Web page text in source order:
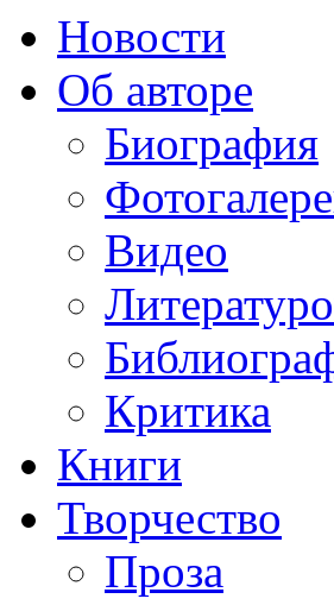
Новости
Об авторе
Биография
Видео
Критика
Книги
Творчество
Проза